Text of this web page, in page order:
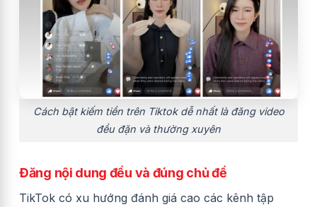
Cách bật kiếm tiền trên Tiktok dễ nhất là đăng video
đều đặn và thường xuyên
Đăng nội dung đều và đúng chủ đề
TikTok có xu hướng đánh giá cao các kênh tập